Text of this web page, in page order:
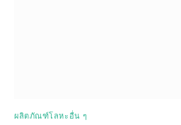
ผลิตภัณฑ์โลหะอื่น ๆ